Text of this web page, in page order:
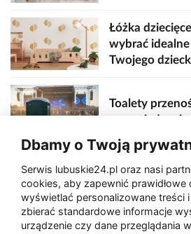
Łóżka
wybrać idealne
Twojego
Toalety
sceny,
Zaatakował
Akcja po
Dbamy o Twoją
Serwis lubuskie24.pl oraz nasi
cookies, aby zapewnić prawidłowe
wyświetlać personalizowane treści
zbierać standardowe informacje
urządzenie czy dane przeglądania